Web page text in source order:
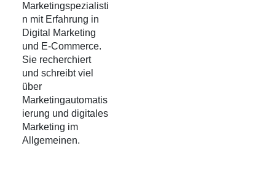
Marketingspezialisti
n mit Erfahrung in
Digital Marketing
und E-Commerce.
Sie recherchiert
und schreibt viel
über
Marketingautomatis
ierung und digitales
Marketing im
Allgemeinen.